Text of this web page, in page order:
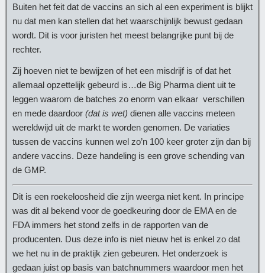
Buiten het feit dat de vaccins an sich al een experiment is blijkt
nu dat men kan stellen dat het waarschijnlijk bewust gedaan
wordt. Dit is voor juristen het meest belangrijke punt bij de
rechter.
Zij hoeven niet te bewijzen of het een misdrijf is of dat het
allemaal opzettelijk gebeurd is…de Big Pharma dient uit te
leggen waarom de batches zo enorm van elkaar verschillen
en mede daardoor (dat is wet) dienen alle vaccins meteen
wereldwijd uit de markt te worden genomen. De variaties
tussen de vaccins kunnen wel zo’n 100 keer groter zijn dan bij
andere vaccins. Deze handeling is een grove schending van
de GMP.
Dit is een roekeloosheid die zijn weerga niet kent. In principe
was dit al bekend voor de goedkeuring door de EMA en de
FDA immers het stond zelfs in de rapporten van de
producenten. Dus deze info is niet nieuw het is enkel zo dat
we het nu in de praktijk zien gebeuren. Het onderzoek is
gedaan juist op basis van batchnummers waardoor men het